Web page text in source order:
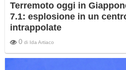
Terremoto oggi in
7.1: esplosione in un
intrappolate
0 di Ida Artiaco